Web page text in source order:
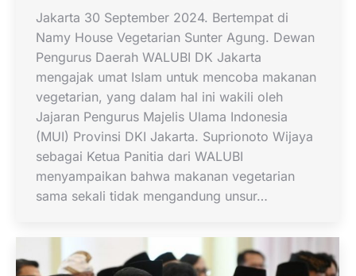
Jakarta 30 September 2024. Bertempat di
Namy House Vegetarian Sunter Agung. Dewan
Pengurus Daerah WALUBI DK Jakarta
mengajak umat Islam untuk mencoba makanan
vegetarian, yang dalam hal ini wakili oleh
Jajaran Pengurus Majelis Ulama Indonesia
(MUI) Provinsi DKI Jakarta. Suprionoto Wijaya
sebagai Ketua Panitia dari WALUBI
menyampaikan bahwa makanan vegetarian
sama sekali tidak mengandung unsur…